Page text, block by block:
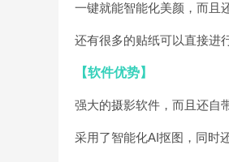
一键就能智能化美颜，而且
还有很多的贴纸可以直接进
【软件优势】
强大的摄影软件，而且还自
采用了智能化AI抠图，同时